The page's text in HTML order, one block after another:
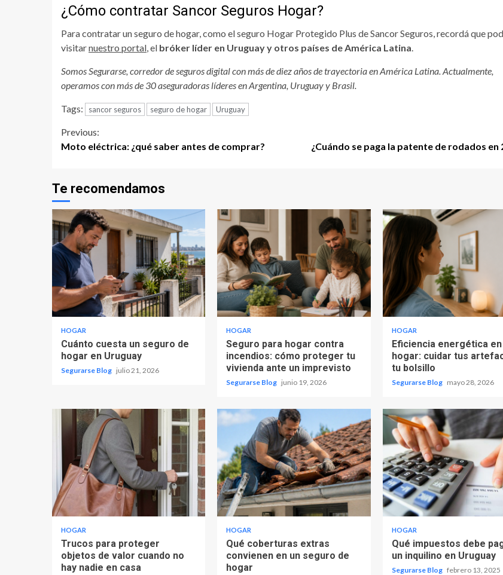
¿Cómo contratar Sancor Seguros Hogar?
Para contratar un seguro de hogar, como el seguro Hogar Protegido Plus de Sancor Seguros, recordá que
visitarnuestro portal, el bróker líder en Uruguay y otros países de América Latina.
Somos Segurarse, corredor de seguros digital con más de diez años de trayectoria en América Latina. Actualmente,
operamos con más de 30 aseguradoras líderes en Argentina, Uruguay y Brasil.
Tags: sancor seguros seguro de hogar Uruguay
Continue
Previous:
Moto eléctrica: ¿qué saber antes de comprar?
¿Cuándo se paga la patente de rodados en
Te recomendamos
HOGAR
Cuánto cuesta un seguro de
hogar en Uruguay
Segurarse Blog julio 21, 2026
HOGAR
Seguro para hogar contra
incendios: cómo proteger tu
vivienda ante un imprevisto
Segurarse Blog junio 19, 2026
HOGAR
Eficiencia energética en
hogar: cuidar tus
tu bolsillo
Segurarse Blog mayo 28, 2026
HOGAR
Trucos para proteger
objetos de valor cuando no
hay nadie en casa
HOGAR
Qué coberturas extras
convienen en un seguro de
hogar
HOGAR
Qué impuestos debe
un inquilino en Uruguay
Segurarse Blog febrero 13, 2025